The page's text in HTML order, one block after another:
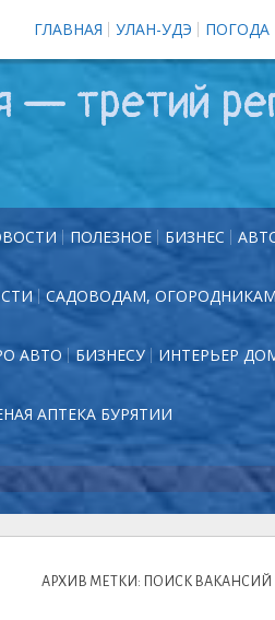
ГЛАВНАЯ УЛАН-УДЭ ПОГОДА
— третий
ПОЛЕЗНОЕ БИЗНЕС
САДОВОДАМ, ОГОРОДНИКАМ
АВТО БИЗНЕСУ ИНТЕРЬЕР
АПТЕКА БУРЯТИИ
АРХИВ МЕТКИ: ПОИСК ВАКАНСИЙ